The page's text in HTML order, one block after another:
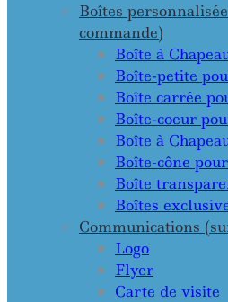
Boîtes
commande)
Boîte à
Boîte-petite
Boîte carrée
Boîte-coeur
Boîte à
Boîte-cône
Boîte
Boîtes
Communications
Logo
Flyer
Carte de visite